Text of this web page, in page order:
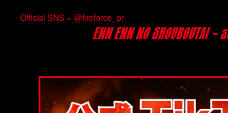
Official SNS = @fireforce_pr